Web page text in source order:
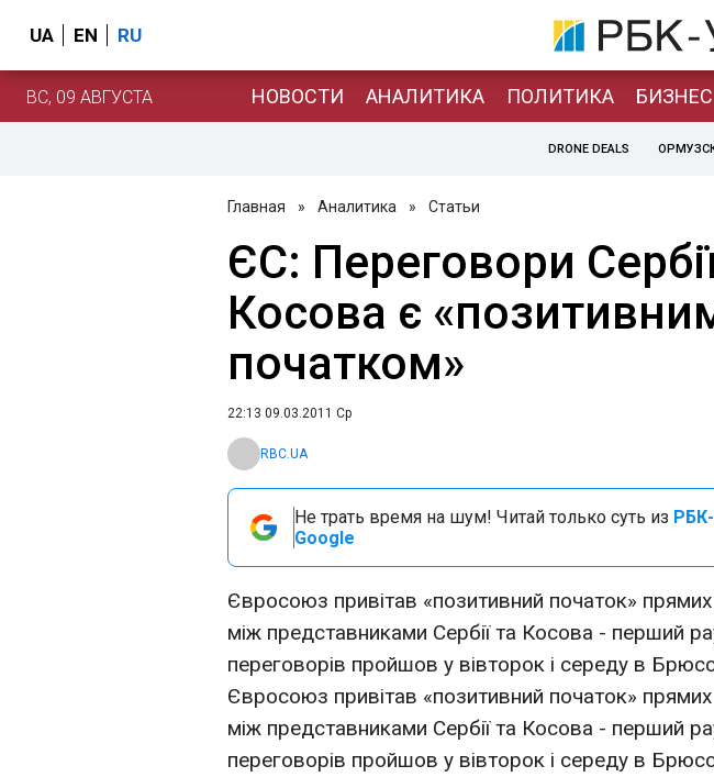
UA EN RU
ВС, 09 АВГУСТА НОВОСТИ АНАЛИТИКА ПОЛИТИКА БИЗНЕС
DRONE DEALS
Главная » Аналитика » Статьи
ЄС: Переговори
Косова є
початком»
22:13 09.03.2011 Ср
RBC.UA
Не трать время на шум! Читай только суть из
Google
Євросоюз привітав «позитивний початок»
між представниками Сербії та Косова - перший
переговорів пройшов у вівторок і середу в
Євросоюз привітав «позитивний початок»
між представниками Сербії та Косова - перший
переговорів пройшов у вівторок і середу в